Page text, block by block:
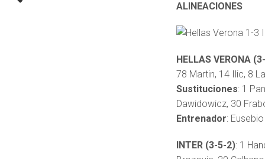
ALINEACIONES
HELLAS VERONA
78 Martin, 14 Ilic, 8
Sustituciones: 1
Dawidowicz, 30
Entrenador:
INTER (3-5-2): 1